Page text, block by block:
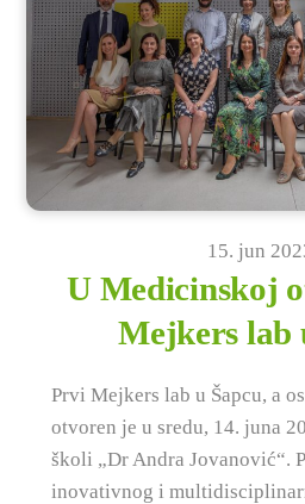
15. jun
U Medicinskoj
Mejkers lab
Prvi Mejkers lab u Šapcu, a
otvoren je u sredu, 14. juna
školi „Dr Andra Jovanović“.
inovativnog i